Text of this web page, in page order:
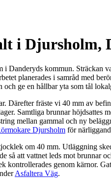
i Djursholm,
kommun. Sträckan
planerades i samråd med
ge en hållbar yta som tål
Därefter fräste vi 40 mm av
Samtliga brunnar höjdsattes
mellan gammal och ny
Djursholm för
om 40 mm. Utläggning
att vattnet leds mot brunnar
kontrollerades genom kärnor.
Asfaltera Väg.